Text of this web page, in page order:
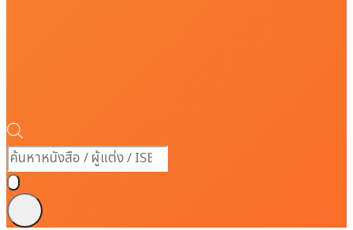
Products
search